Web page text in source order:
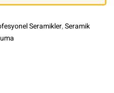
Seramikler,Seramik